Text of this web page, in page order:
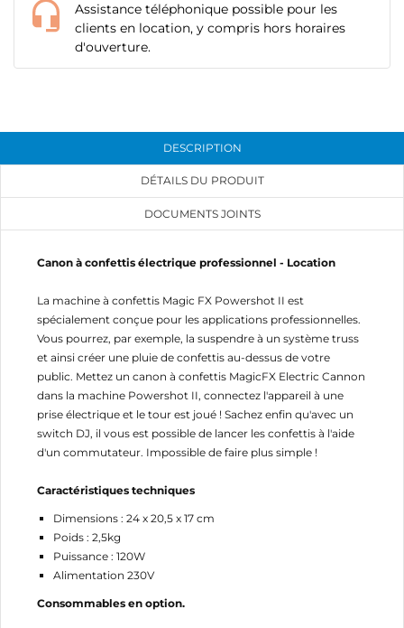
Assistance téléphonique possible pour les
clients en location, y compris hors horaires
d'ouverture.
DESCRIPTION
DÉTAILS DU PRODUIT
DOCUMENTS JOINTS
Canon à confettis électrique professionnel - Location
La machine à confettis Magic FX Powershot II est
spécialement conçue pour les applications professionnelles.
Vous pourrez, par exemple, la suspendre à un système truss
et ainsi créer une pluie de confettis au-dessus de votre
public. Mettez un canon à confettis MagicFX Electric Cannon
dans la machine Powershot II, connectez l'appareil à une
prise électrique et le tour est joué ! Sachez enfin qu'avec un
switch DJ, il vous est possible de lancer les confettis à l'aide
d'un commutateur. Impossible de faire plus simple !
Caractéristiques techniques
Dimensions : 24 x 20,5 x 17 cm
Poids : 2,5kg
Puissance : 120W
Alimentation 230V
Consommables en option.
MES LISTES
add_circle_outlineCréer une nouvelle liste
CRÉER UNE LISTE D'ENVIES
NOM DE LA LISTE D'ENVIES
Annuler Créer une liste d'envies
Vous devez être connecté pour ajouter des produits
à votre liste d'envies.
Annuler Connexion